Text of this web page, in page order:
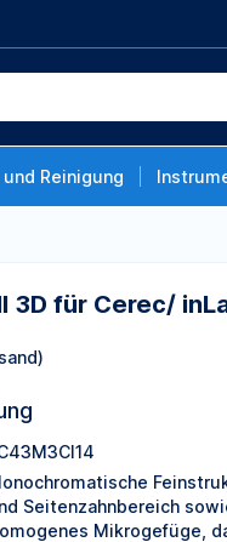
Reinigung
3M3C I14,
3D für Cerec/
Seitenzahnbereich
Mikrogefüge,